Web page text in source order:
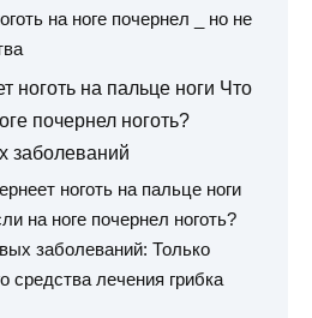
на ноге почернел _ но не
ноготь на пальце ноги Что
почернел ноготь?
заболеваний
ноготь на пальце ноги
на ноге почернел ноготь?
заболеваний: Только
средства лечения грибка